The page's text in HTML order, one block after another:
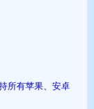
媛、绿芽；山表
，音律优美，朗
；字型优美，利
所有苹果、安卓